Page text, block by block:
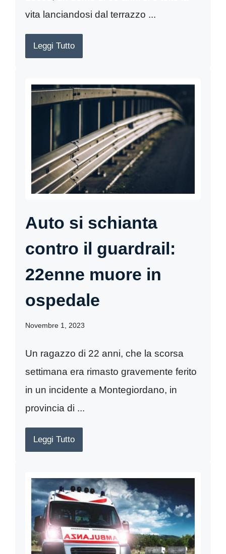
vita lanciandosi dal terrazzo ...
Leggi Tutto
Auto si schianta
contro il guardrail:
22enne muore in
ospedale
Novembre 1, 2023
Un ragazzo di 22 anni, che la scorsa
settimana era rimasto gravemente ferito
in un incidente a Montegiordano, in
provincia di ...
Leggi Tutto